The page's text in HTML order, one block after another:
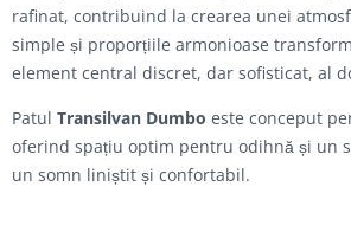
rafinat, contribuind la crearea unei
simple și proporțiile armonioase
element central discret, dar sofisticat, al
Patul Transilvan Dumbo este conceput
oferind spațiu optim pentru odihnă și un
un somn liniștit și confortabil.